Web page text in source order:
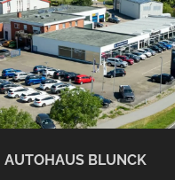
AUTOHAUS BLUNCK